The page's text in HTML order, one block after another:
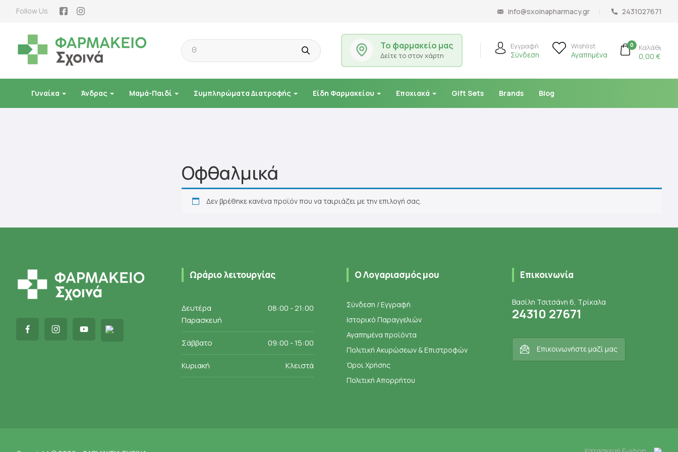
Follow Us info@sxoinapharmacy.gr 2431027671
Products
search Το φαρμακείο μας
Δείτε το στον χάρτη
Εγγραφή
Σύνδεση
Wishlist
Αγαπημένα
0 Καλάθι
0,00 €
Γυναίκα Άνδρας Μαμά-Παιδί Συμπληρώματα Διατροφής Είδη Φαρμακείου Εποχιακά Gift Sets Brands Blog
Οφθαλμικά
Δεν βρέθηκε κανένα προϊόν που να ταιριάζει με την επιλογή σας.
Ωράριο λειτουργίας
Δευτέρα
Παρασκευή
08:00 - 21:00
Σάββατο 09:00 - 15:00
Κυριακή Κλειστά
Ο Λογαριασμός μου
Σύνδεση / Εγγραφή
Ιστορικό Παραγγελιών
Αγαπημένα προϊόντα
Πολιτική Ακυρώσεων & Επιστροφών
Όροι Χρήσης
Πολιτική Απορρήτου
Επικοινωνία
Βασίλη Τσιτσάνη 6, Τρίκαλα
24310 27671
Επικοινωνήστε μαζί μας